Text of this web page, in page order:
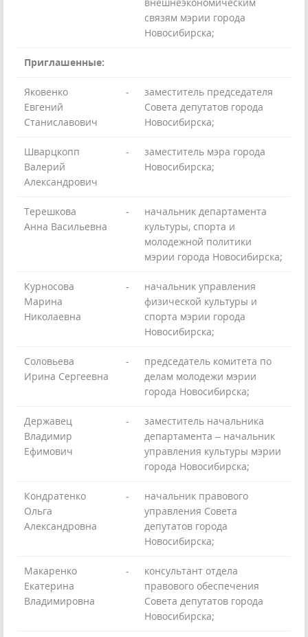
связям мэрии города
Новосибирска;
Приглашенные:
Яковенко
Евгений
Станиславович
-
заместитель председателя
Совета депутатов города
Новосибирска;
Шварцкопп
Валерий
Александрович
-
заместитель мэра города
Новосибирска;
Терешкова
Анна Васильевна
-
начальник департамента
культуры, спорта и
молодежной политики
мэрии города Новосибирска;
Курносова
Марина
Николаевна
-
начальник управления
физической культуры и
спорта мэрии города
Новосибирска;
Соловьева
Ирина Сергеевна
-
председатель комитета по
делам молодежи мэрии
города Новосибирска;
Державец
Владимир
Ефимович
-
заместитель начальника
департамента – начальник
управления культуры мэрии
города Новосибирска;
Кондратенко
Ольга
Александровна
-
начальник правового
управления Совета
депутатов города
Новосибирска;
Макаренко
Екатерина
Владимировна
-
консультант отдела
правового обеспечения
Совета депутатов города
Новосибирска;